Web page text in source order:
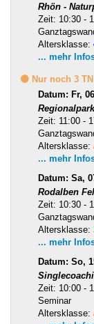
Rhön -
Zeit: 10:30 -
Altersklasse:
... mehr
🟡 Nur noch 3
Datum: Fr,
Zeit: 11:00 -
Altersklasse:
... mehr
Datum: Sa,
Rodalben
Zeit: 10:30 -
Altersklasse:
... mehr
Datum: So,
Zeit: 10:00 -
Seminar
Altersklasse: